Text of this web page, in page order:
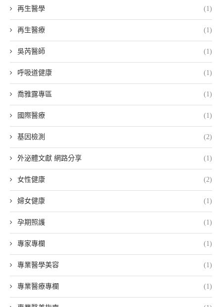
再生醫學 (1)
再生醫療 (1)
吳芮醫師 (1)
呼吸道健康 (1)
喬雅露專區 (1)
國際醫療 (1)
基因檢測 (2)
外泌體文獻 網路分享 (1)
女性健康 (2)
婦女健康 (1)
孕期照護 (1)
專家專欄 (1)
專業醫學美容 (1)
專業醫療專欄 (1)